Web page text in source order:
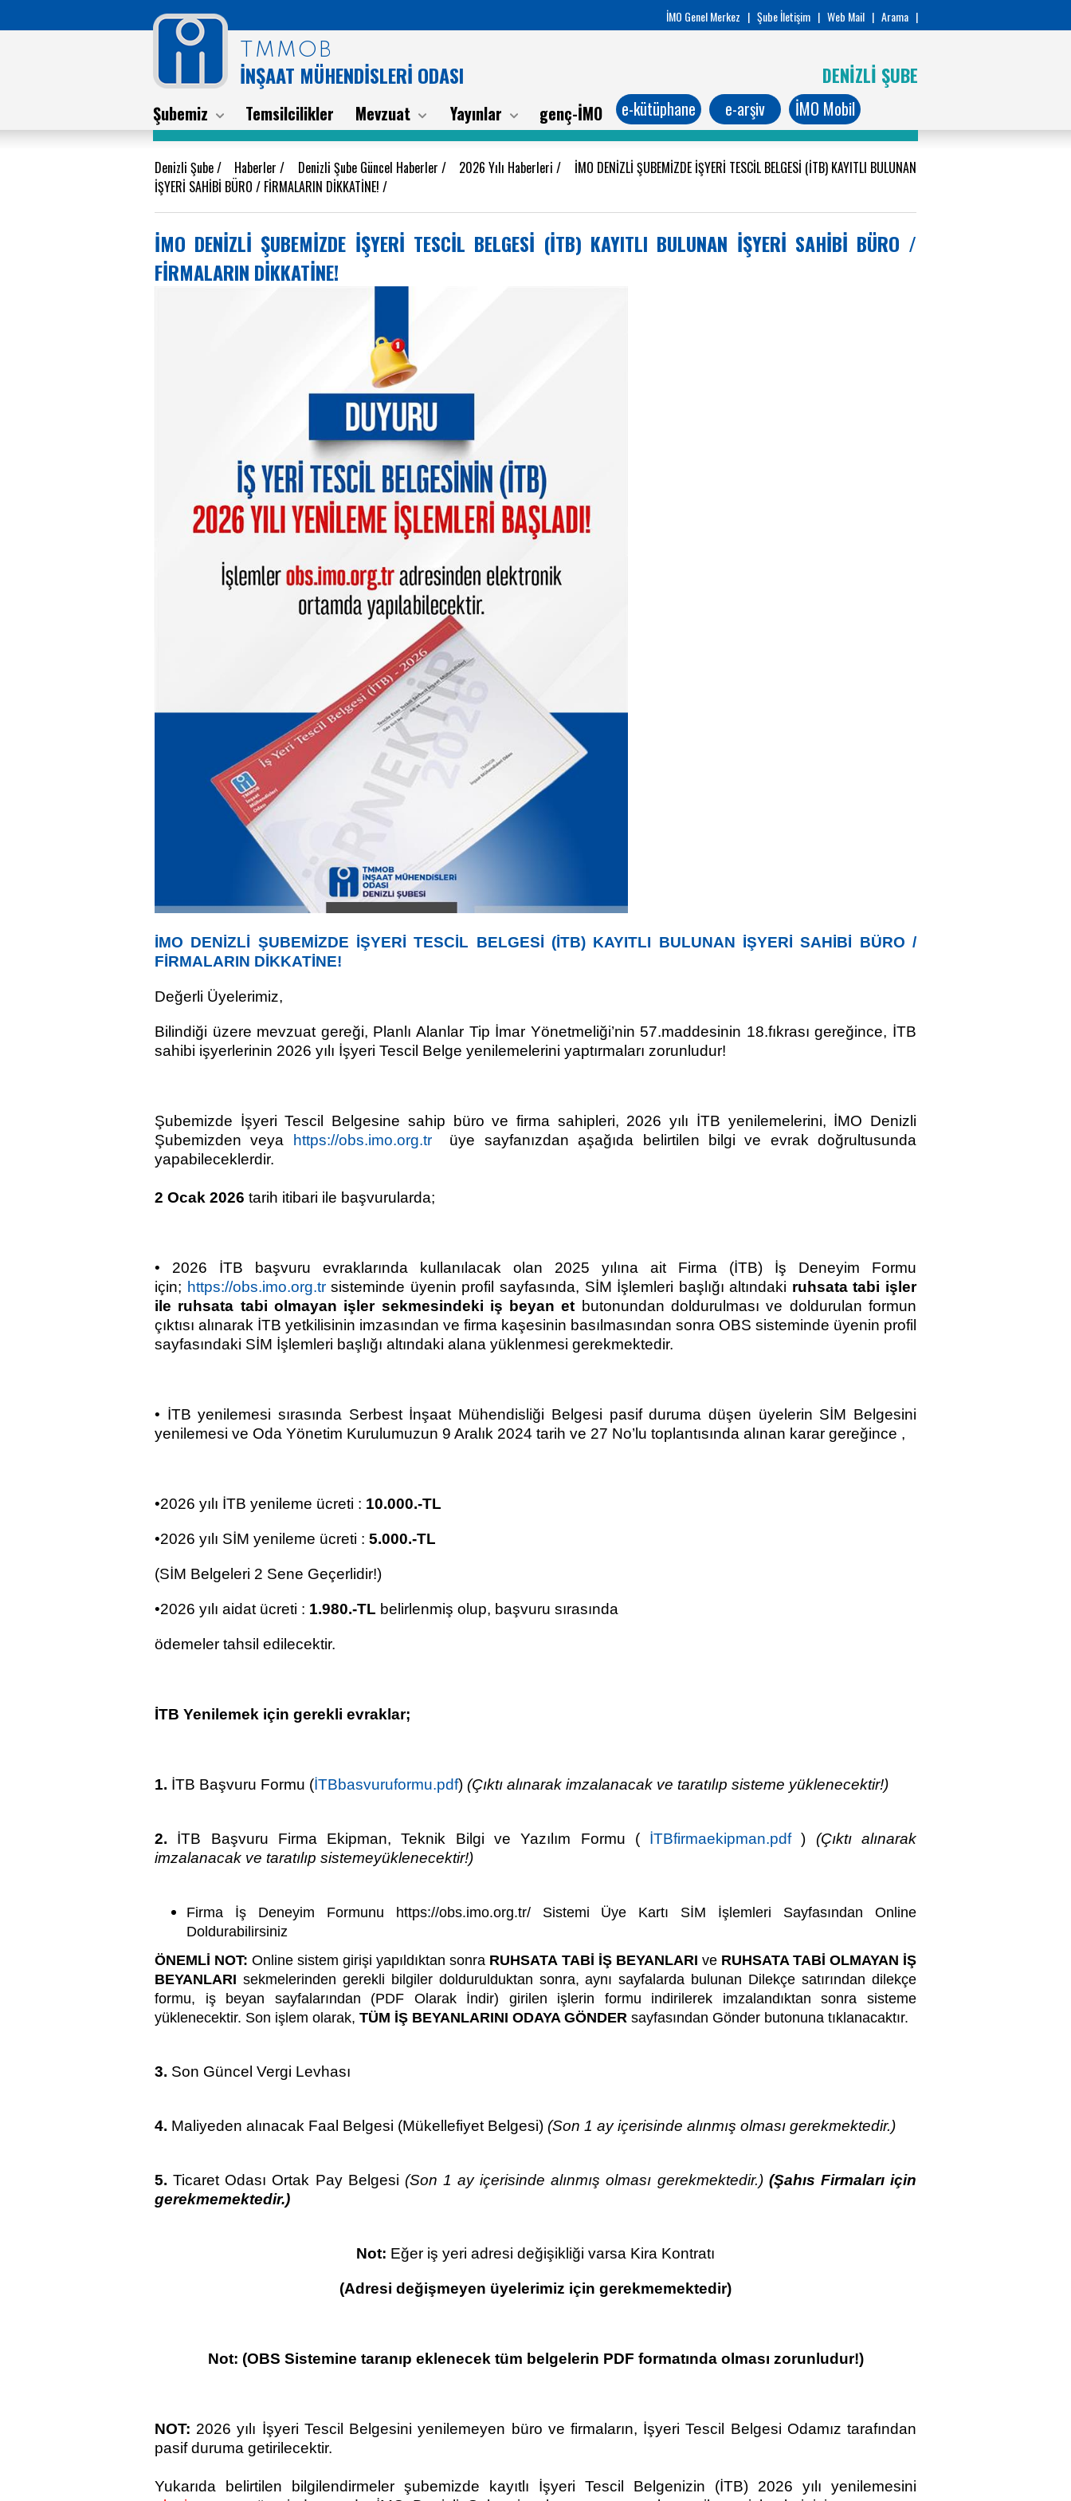
İMO Genel Merkez | Şube İletişim | Web Mail | Arama |
TMMOB
İNŞAAT MÜHENDİSLERİ ODASI DENİZLİ ŞUBE
Şubemiz Temsilcilikler Mevzuat Yayınlar genç-İMO e-kütüphane e-arşiv İMO Mobil
Denizli Şube/ Haberler/ Denizli Şube Güncel Haberler / 2026 Yılı Haberleri/ İMO DENİZLİ ŞUBEMİZDE İŞYERİ TESCİL BELGESİ (İTB) KAYITLI BULUNAN
İŞYERİ SAHİBİ BÜRO / FİRMALARIN DİKKATİNE! /
İMO DENİZLİ ŞUBEMİZDE İŞYERİ TESCİL BELGESİ (İTB) KAYITLI BULUNAN İŞYERİ SAHİBİ BÜRO /
FİRMALARIN DİKKATİNE!
İMO DENİZLİ ŞUBEMİZDE İŞYERİ TESCİL BELGESİ (İTB) KAYITLI BULUNAN İŞYERİ SAHİBİ BÜRO /
FİRMALARIN DİKKATİNE!
Değerli Üyelerimiz,
Bilindiği üzere mevzuat gereği, Planlı Alanlar Tip İmar Yönetmeliği’nin 57.maddesinin 18.fıkrası gereğince, İTB
sahibi işyerlerinin 2026 yılı İşyeri Tescil Belge yenilemelerini yaptırmaları zorunludur!
Şubemizde İşyeri Tescil Belgesine sahip büro ve firma sahipleri, 2026 yılı İTB yenilemelerini, İMO Denizli
Şubemizden veya
https://obs.imo.org.trüye sayfanızdan aşağıda belirtilen bilgi ve evrak doğrultusunda
yapabileceklerdir.
2 Ocak 2026 tarih itibari ile başvurularda;
• 2026 İTB başvuru evraklarında kullanılacak olan 2025 yılına ait Firma (İTB) İş Deneyim Formu
için; https://obs.imo.org.trsisteminde üyenin profil sayfasında, SİM İşlemleri başlığı altındaki ruhsata tabi işler
ile ruhsata tabi olmayan işler sekmesindeki iş beyan et butonundan doldurulması ve doldurulan formun
çıktısı alınarak İTB yetkilisinin imzasından ve firma kaşesinin basılmasından sonra OBS sisteminde üyenin profil
sayfasındaki SİM İşlemleri başlığı altındaki alana yüklenmesi gerekmektedir.
• İTB yenilemesi sırasında Serbest İnşaat Mühendisliği Belgesi pasif duruma düşen üyelerin SİM Belgesini
yenilemesi ve Oda Yönetim Kurulumuzun 9 Aralık 2024 tarih ve 27 No’lu toplantısında alınan karar gereğince ,
•2026 yılı İTB yenileme ücreti : 10.000.-TL
•2026 yılı SİM yenileme ücreti : 5.000.-TL
(SİM Belgeleri 2 Sene Geçerlidir!)
•2026 yılı aidat ücreti : 1.980.-TL belirlenmiş olup, başvuru sırasında
ödemeler tahsil edilecektir.
İTB Yenilemek için gerekli evraklar;
1. İTB Başvuru Formu (İTBbasvuruformu.pdf) (Çıktı alınarak imzalanacak ve taratılıp sisteme yüklenecektir!)
2. İTB Başvuru Firma Ekipman, Teknik Bilgi ve Yazılım Formu ( İTBfirmaekipman.pdf) (Çıktı alınarak
imzalanacak ve taratılıp sistemeyüklenecektir!)
Firma İş Deneyim Formunu https://obs.imo.org.tr/ Sistemi Üye Kartı SİM İşlemleri Sayfasından Online
Doldurabilirsiniz
ÖNEMLİ NOT: Online sistem girişi yapıldıktan sonra RUHSATA TABİ İŞ BEYANLARI ve RUHSATA TABİ OLMAYAN İŞ
BEYANLARI sekmelerinden gerekli bilgiler doldurulduktan sonra, aynı sayfalarda bulunan Dilekçe satırından dilekçe
formu, iş beyan sayfalarından (PDF Olarak İndir) girilen işlerin formu indirilerek imzalandıktan sonra sisteme
yüklenecektir. Son işlem olarak, TÜM İŞ BEYANLARINI ODAYA GÖNDER sayfasından Gönder butonuna tıklanacaktır.
3. Son Güncel Vergi Levhası
4. Maliyeden alınacak Faal Belgesi (Mükellefiyet Belgesi) (Son 1 ay içerisinde alınmış olması gerekmektedir.)
5. Ticaret Odası Ortak Pay Belgesi (Son 1 ay içerisinde alınmış olması gerekmektedir.) (Şahıs Firmaları için
gerekmemektedir.)
Not: Eğer iş yeri adresi değişikliği varsa Kira Kontratı
(Adresi değişmeyen üyelerimiz için gerekmemektedir)
Not: (OBS Sistemine taranıp eklenecek tüm belgelerin PDF formatında olması zorunludur!)
NOT: 2026 yılı İşyeri Tescil Belgesini yenilemeyen büro ve firmaların, İşyeri Tescil Belgesi Odamız tarafından
pasif duruma getirilecektir.
Yukarıda belirtilen bilgilendirmeler şubemizde kayıtlı İşyeri Tescil Belgenizin (İTB) 2026 yılı yenilemesini